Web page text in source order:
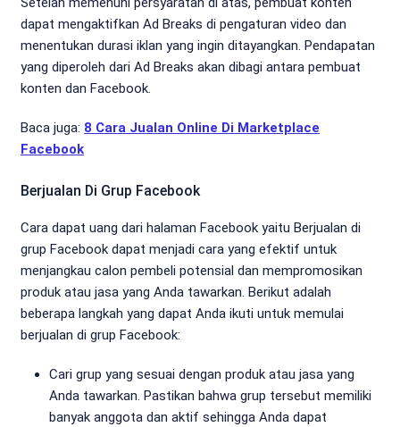
dapat mengaktifkan Ad Breaks di pengaturan video dan
menentukan durasi iklan yang ingin ditayangkan. Pendapatan
yang diperoleh dari Ad Breaks akan dibagi antara pembuat
konten dan Facebook.
Baca juga: 8 Cara Jualan Online Di Marketplace
Facebook
Berjualan Di Grup Facebook
Cara dapat uang dari halaman Facebook yaitu Berjualan di
grup Facebook dapat menjadi cara yang efektif untuk
menjangkau calon pembeli potensial dan mempromosikan
produk atau jasa yang Anda tawarkan. Berikut adalah
beberapa langkah yang dapat Anda ikuti untuk memulai
berjualan di grup Facebook:
Cari grup yang sesuai dengan produk atau jasa yang
Anda tawarkan. Pastikan bahwa grup tersebut memiliki
banyak anggota dan aktif sehingga Anda dapat